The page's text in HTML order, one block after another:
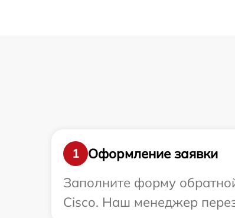
1
Оформление заявки
Заполните форму
Cisco. Наш менеджер